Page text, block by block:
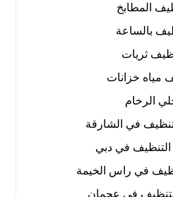
المطابخ
بالساعة
ثريات
مياه خزانات
الرخام
في الشارقة
في دبي
في راس الخيمة
في عجمان